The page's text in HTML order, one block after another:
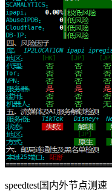
speedtest国内外节点测速